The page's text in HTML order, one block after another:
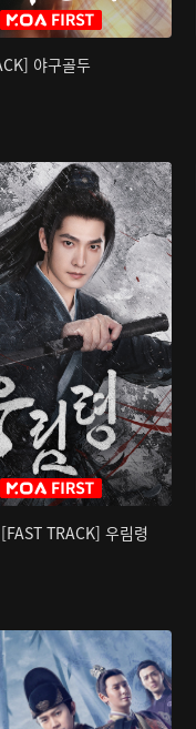
야구골두
[FAST TRACK] 우림령